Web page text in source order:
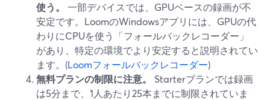
使う。
一部デバイスでは、GPUベースの録画が不
安定です。LoomのWindowsアプリには、GPUの代
わりにCPUを使う「フォールバックレコーダー」
があり、特定の環境でより安定すると説明されてい
ます。(Loomフォールバックレコーダー)
無料プランの制限に注意。
Starterプランでは録画
は5分まで、1人あたり25本までに制限されていま